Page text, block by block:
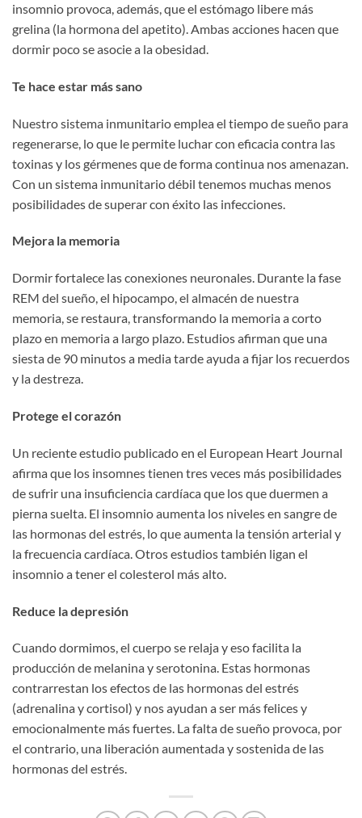
insomnio provoca, además, que el estómago libere más
grelina (la hormona del apetito). Ambas acciones hacen que
dormir poco se asocie a la obesidad.
Te hace estar más sano
Nuestro sistema inmunitario emplea el tiempo de sueño para
regenerarse, lo que le permite luchar con eficacia contra las
toxinas y los gérmenes que de forma continua nos amenazan.
Con un sistema inmunitario débil tenemos muchas menos
posibilidades de superar con éxito las infecciones.
Mejora la memoria
Dormir fortalece las conexiones neuronales. Durante la fase
REM del sueño, el hipocampo, el almacén de nuestra
memoria, se restaura, transformando la memoria a corto
plazo en memoria a largo plazo. Estudios afirman que una
siesta de 90 minutos a media tarde ayuda a fijar los recuerdos
y la destreza.
Protege el corazón
Un reciente estudio publicado en el European Heart Journal
afirma que los insomnes tienen tres veces más posibilidades
de sufrir una insuficiencia cardíaca que los que duermen a
pierna suelta. El insomnio aumenta los niveles en sangre de
las hormonas del estrés, lo que aumenta la tensión arterial y
la frecuencia cardíaca. Otros estudios también ligan el
insomnio a tener el colesterol más alto.
Reduce la depresión
Cuando dormimos, el cuerpo se relaja y eso facilita la
producción de melanina y serotonina. Estas hormonas
contrarrestan los efectos de las hormonas del estrés
(adrenalina y cortisol) y nos ayudan a ser más felices y
emocionalmente más fuertes. La falta de sueño provoca, por
el contrario, una liberación aumentada y sostenida de las
hormonas del estrés.